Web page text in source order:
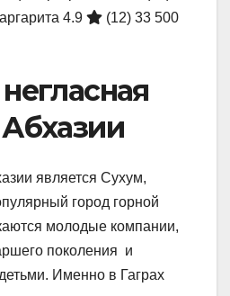
4.9 (12) 33 500
является Сухум,
город горной
молодые компании,
поколения и
Именно в Гаграх